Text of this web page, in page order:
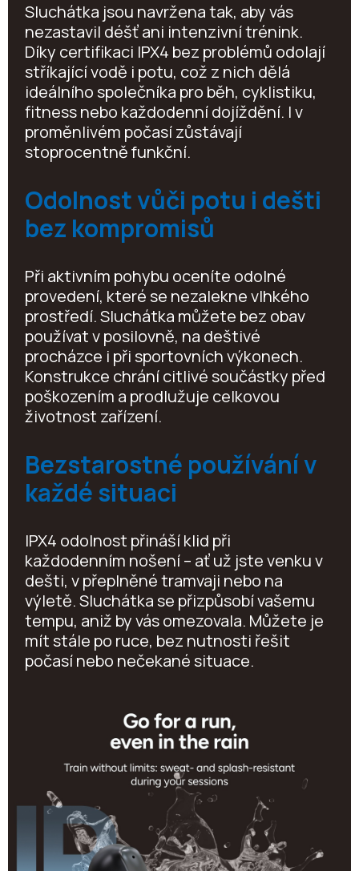
Sluchátka jsou navržena tak, aby vás
nezastavil déšť ani intenzivní trénink.
Díky certifikaci IPX4 bez problémů odolají
stříkající vodě i potu, což z nich dělá
ideálního společníka pro běh, cyklistiku,
fitness nebo každodenní dojíždění. I v
proměnlivém počasí zůstávají
stoprocentně funkční.
Odolnost vůči potu i dešti
bez kompromisů
Při aktivním pohybu oceníte odolné
provedení, které se nezalekne vlhkého
prostředí. Sluchátka můžete bez obav
používat v posilovně, na deštivé
procházce i při sportovních výkonech.
Konstrukce chrání citlivé součástky před
poškozením a prodlužuje celkovou
životnost zařízení.
Bezstarostné používání v
každé situaci
IPX4 odolnost přináší klid při
každodenním nošení – ať už jste venku v
dešti, v přeplněné tramvaji nebo na
výletě. Sluchátka se přizpůsobí vašemu
tempu, aniž by vás omezovala. Můžete je
mít stále po ruce, bez nutnosti řešit
počasí nebo nečekané situace.